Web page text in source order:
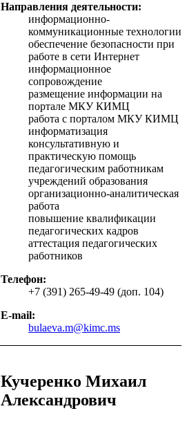
Направления деятельности:
информационно-
коммуникационные технологии
обеспечение безопасности при
работе в сети Интернет
информационное
сопровождение
размещение информации на
портале МКУ КИМЦ
работа с порталом МКУ КИМЦ
информатизация
консультативную и
практическую помощь
педагогическим работникам
учреждений образования
организационно-аналитическая
работа
повышение квалификации
педагогических кадров
аттестация педагогических
работников
Телефон:
+7 (391) 265-49-49 (доп. 104)
E-mail:
bulaeva.m@kimc.ms
Кучеренко Михаил
Александрович